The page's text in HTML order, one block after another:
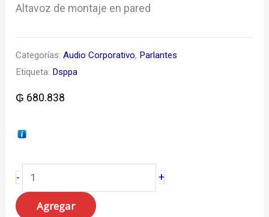
Altavoz de montaje en pared
Categorías:Audio Corporativo, Parlantes
Etiqueta: Dsppa
₲ 680.838
-
DSP6063II
cantidad
+
Agregar